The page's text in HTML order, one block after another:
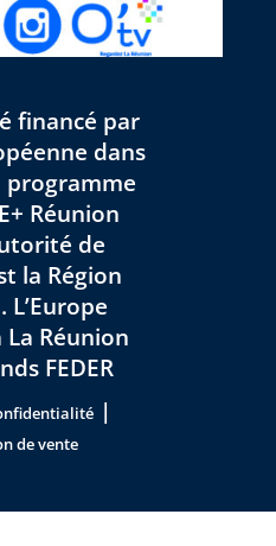
financé par
dans
programme
Réunion
de
la Région
L’Europe
La Réunion
FEDER
|
de vente